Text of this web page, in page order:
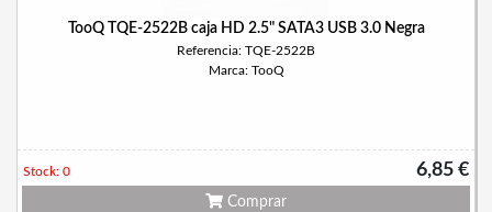
TooQ TQE-2522B caja HD 2.5" SATA3 USB 3.0 Negra
Referencia: TQE-2522B
Marca: TooQ
6,85 €
Stock: 0
Comprar